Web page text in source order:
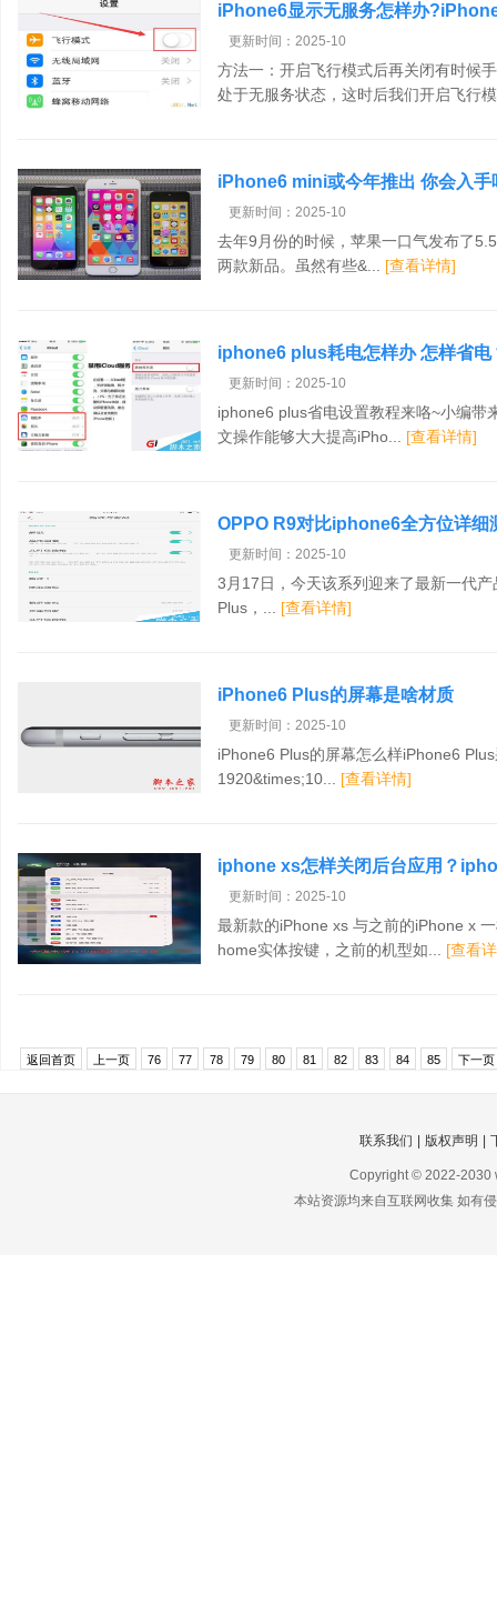
iPhone6显示无服务怎样办
更新时间：2025-10
方法一：开启飞行模式后再关闭有时候
处于无服务状态，这时后我们开启飞行
iPhone6 mini或今年推出 你会入手
更新时间：2025-10
去年9月份的时候，苹果一口气发布了
两款新品。虽然有些&... [查看详情]
iphone6 plus耗电怎样办 怎样省
(多图)
更新时间：2025-10
iphone6 plus省电设置教程来咯~小编带
文操作能够大大提高iPho... [查看详情]
OPPO R9对比iphone6全方位详细
更新时间：2025-10
3月17日，今天该系列迎来了最新一代
Plus，... [查看详情]
iPhone6 Plus的屏幕是啥材质
更新时间：2025-10
iPhone6 Plus的屏幕怎么样iPhone6
1920&times;10... [查看详情]
iphone xs怎样关闭后台应用？
更新时间：2025-10
最新款的iPhone xs 与之前的iPhone x
home实体按键，之前的机型如... [查看
返回首页 上一页 76 77 78 79 80 81 82 83 84 85 下一页
联系我们 版权声明
Copyright © 2022-2030
本站资源均来自互联网收集 如有